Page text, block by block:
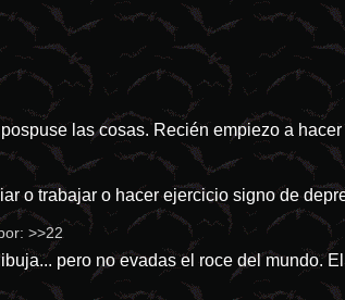
las cosas. Recién empiezo a
o trabajar o hacer ejercicio signo de
>>22
pero no evadas el roce del mundo.